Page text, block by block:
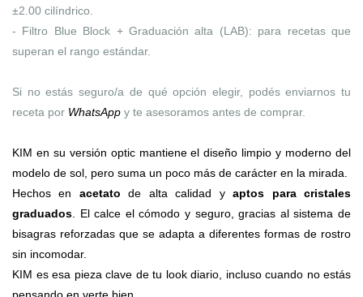
±2.00 cilíndrico.
- Filtro Blue Block + Graduación alta (LAB): para recetas que
superan el rango estándar.
Si no estás seguro/a de qué opción elegir, podés enviarnos tu
receta por WhatsApp y te asesoramos antes de comprar.
KIM en su versión optic mantiene el diseño limpio y moderno del
modelo de sol, pero suma un poco más de carácter en la mirada.
Hechos en acetato de alta calidad yaptos para cristales
graduados . El calce el cómodo y seguro, gracias al sistema de
bisagras reforzadas que se adapta a diferentes formas de rostro
sin incomodar.
KIM es esa pieza clave de tu look diario, incluso cuando no estás
pensando en verte bien.